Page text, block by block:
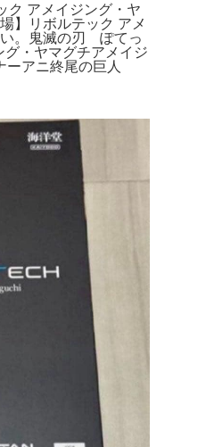
ク アメイジング・ヤ
】リボルテック アメ
い。鬼滅の刃 ぽてっ
・ヤマグチアメイジ
アニ終尾の巨人